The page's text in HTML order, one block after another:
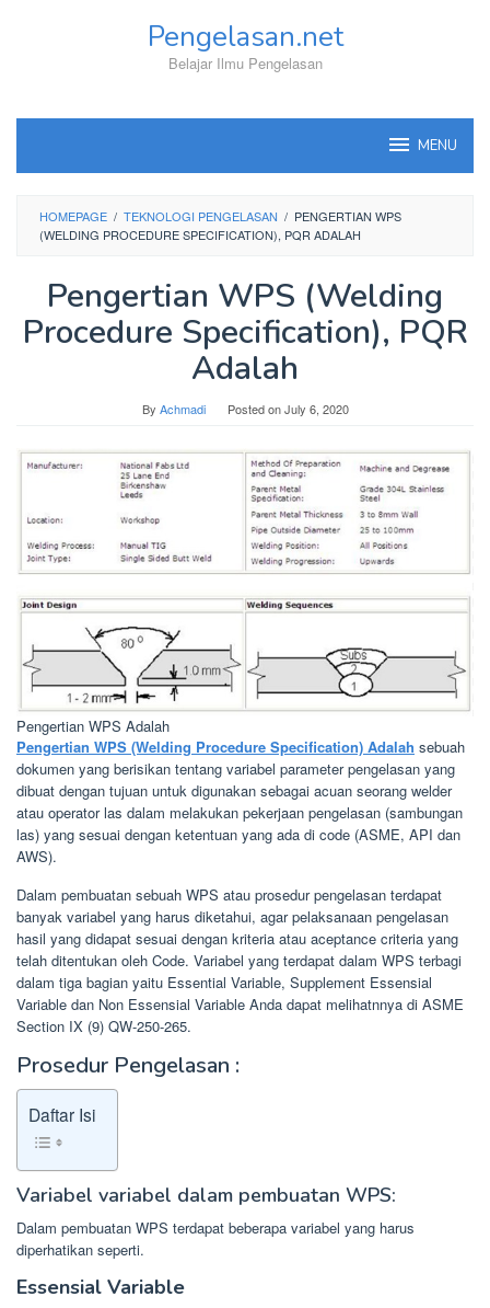
Pengelasan.net
Belajar Ilmu Pengelasan
MENU
HOMEPAGE / TEKNOLOGI PENGELASAN / PENGERTIAN WPS
(WELDING PROCEDURE SPECIFICATION), PQR ADALAH
Pengertian WPS (Welding
Procedure Specification), PQR
Adalah
By Achmadi Posted onJuly 6, 2020
Pengertian WPS Adalah
Pengertian WPS (Welding Procedure Specification) Adalah sebuah
dokumen yang berisikan tentang variabel parameter pengelasan yang
dibuat dengan tujuan untuk digunakan sebagai acuan seorang welder
atau operator las dalam melakukan pekerjaan pengelasan (sambungan
las) yang sesuai dengan ketentuan yang ada di code (ASME, API dan
AWS).
Dalam pembuatan sebuah WPS atau prosedur pengelasan terdapat
banyak variabel yang harus diketahui, agar pelaksanaan pengelasan
hasil yang didapat sesuai dengan kriteria atau aceptance criteria yang
telah ditentukan oleh Code. Variabel yang terdapat dalam WPS terbagi
dalam tiga bagian yaitu Essential Variable, Supplement Essensial
Variable dan Non Essensial Variable Anda dapat melihatnnya di ASME
Section IX (9) QW-250-265.
Prosedur Pengelasan :
Daftar Isi
Variabel variabel dalam pembuatan WPS:
Dalam pembuatan WPS terdapat beberapa variabel yang harus
diperhatikan seperti.
Essensial Variable